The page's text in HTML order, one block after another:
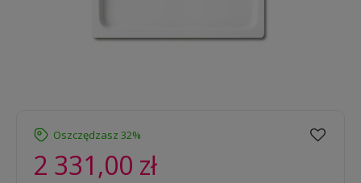
Oszczędzasz 32%
2 331,00 zł